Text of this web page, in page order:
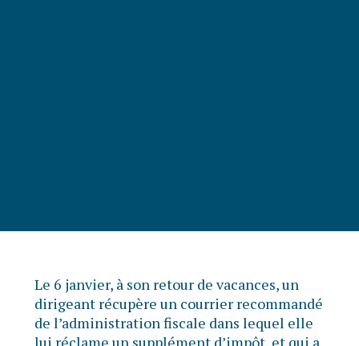
Le 6 janvier, à son retour de vacances, un
dirigeant récupère un courrier recommandé
de l’administration fiscale dans lequel elle
lui réclame un supplément d’impôt, et qui a